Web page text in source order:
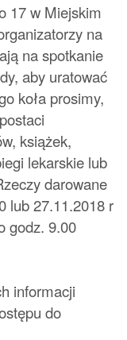
17 w Miejskim
na
na spotkanie
aby uratować
koła prosimy,
książek,
lekarskie lub
darowane
lub 27.11.2018 r
godz. 9.00
informacji
do